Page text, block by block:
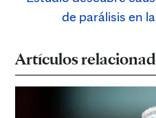
de parálisis en
Artículos